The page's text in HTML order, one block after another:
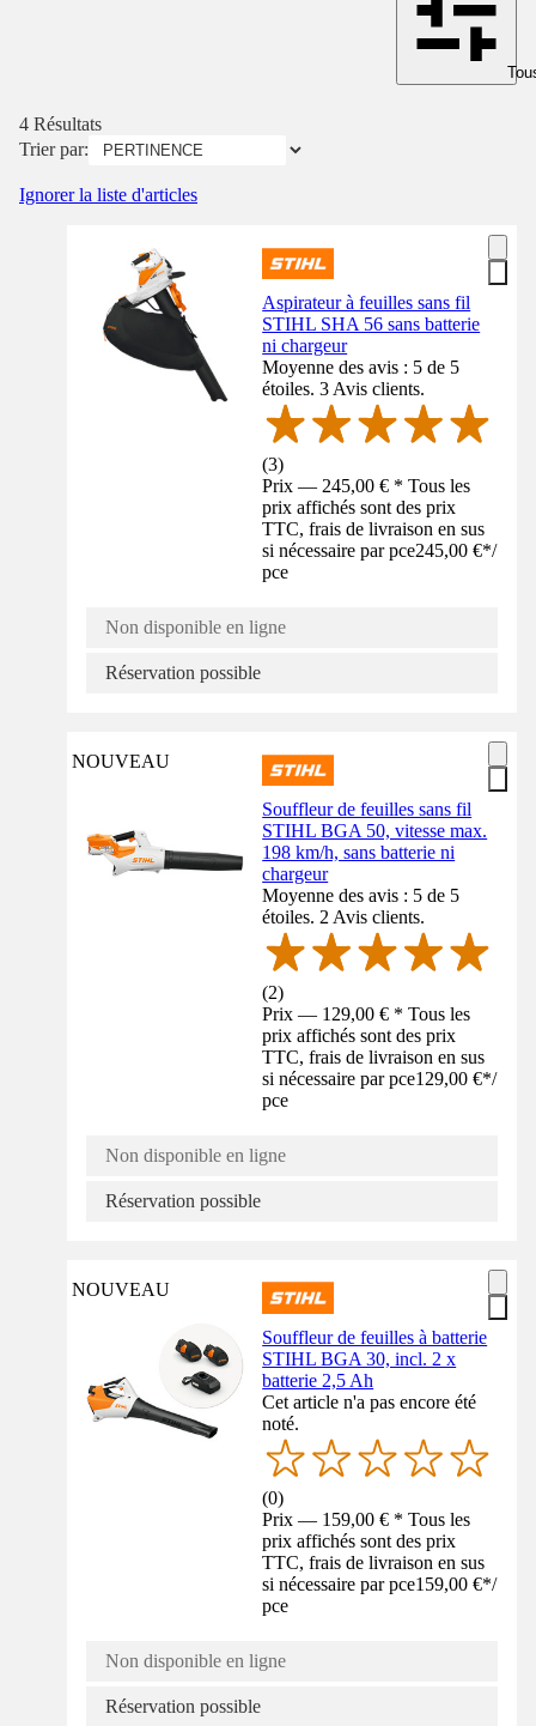
4 Résultats
Trier par:
Ignorer la liste d'articles
Aspirateur à feuilles sans fil
STIHL SHA 56 sans batterie
ni chargeur
Moyenne des avis : 5 de 5
étoiles. 3 Avis clients.
(3)
Prix — 245,00 € * Tous les
prix affichés sont des prix
TTC, frais de livraison en sus
si nécessaire par pce245,00 €*/
pce
Non disponible en ligne
Réservation possible
NOUVEAU
Souffleur de feuilles sans fil
STIHL BGA 50, vitesse max.
198 km/h, sans batterie ni
chargeur
Moyenne des avis : 5 de 5
étoiles. 2 Avis clients.
(2)
Prix — 129,00 € * Tous les
prix affichés sont des prix
TTC, frais de livraison en sus
si nécessaire par pce129,00 €*/
pce
Non disponible en ligne
Réservation possible
NOUVEAU
Souffleur de feuilles à batterie
STIHL BGA 30, incl. 2 x
batterie 2,5 Ah
Cet article n'a pas encore été
noté.
(0)
Prix — 159,00 € * Tous les
prix affichés sont des prix
TTC, frais de livraison en sus
si nécessaire par pce159,00 €*/
pce
Non disponible en ligne
Réservation possible